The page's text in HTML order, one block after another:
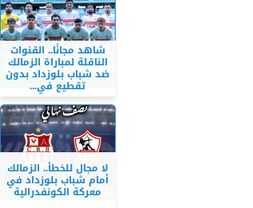
شاهد مجانًا.. القنوات
الناقلة لمباراة الزمالك
ضد شباب بلوزداد بدون
تقطيع في...
لا مجال للخطأ.. الزمالك
أمام شباب بلوزداد في
معركة الكونفدرالية